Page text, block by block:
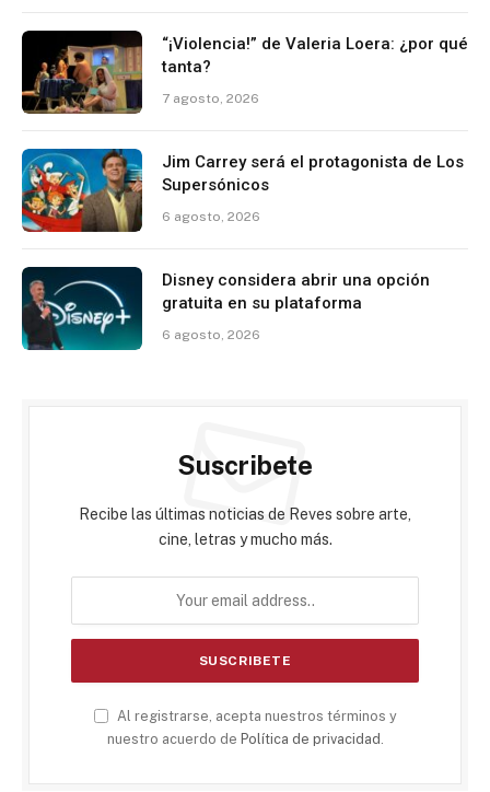
“¡Violencia!” de Valeria Loera: ¿por qué
tanta?
7 agosto, 2026
Jim Carrey será el protagonista de Los
Supersónicos
6 agosto, 2026
Disney considera abrir una opción
gratuita en su plataforma
6 agosto, 2026
Suscribete
Recibe las últimas noticias de Reves sobre arte,
cine, letras y mucho más.
Al registrarse, acepta nuestros términos y
nuestro acuerdo de Política de privacidad